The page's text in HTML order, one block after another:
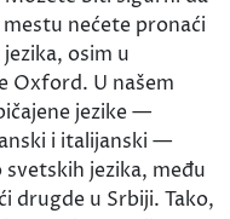
nećete pronaći
osim u
Oxford. U našem
jezike —
i italijanski —
jezika, među
drugde u Srbiji. Tako,